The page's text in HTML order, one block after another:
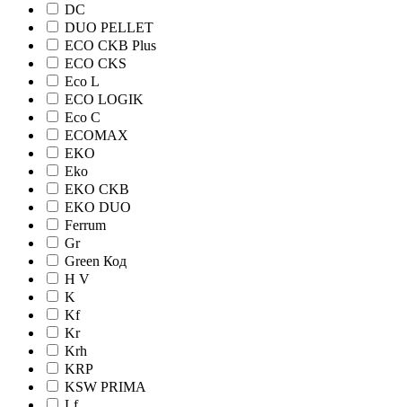
DC
DUO PELLET
ECO CKB Plus
ECO CKS
Eco L
ECO LOGIK
Eco С
ECOMAX
EKO
Eko
EKO CKB
EKO DUO
Ferrum
Gr
Green Код
H V
K
Kf
Kr
Krh
KRP
KSW PRIMA